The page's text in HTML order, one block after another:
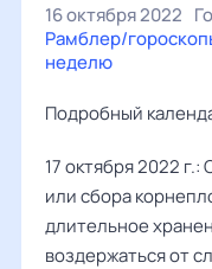
16 октября 2022
Рамблер/
неделю
Подробный
17 октября 2022
или сбора
длительное
воздержаться от